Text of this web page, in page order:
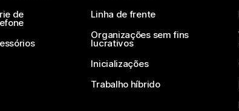
de
Linha de frente
Organizações sem fins
lucrativos
Inicializações
Trabalho híbrido